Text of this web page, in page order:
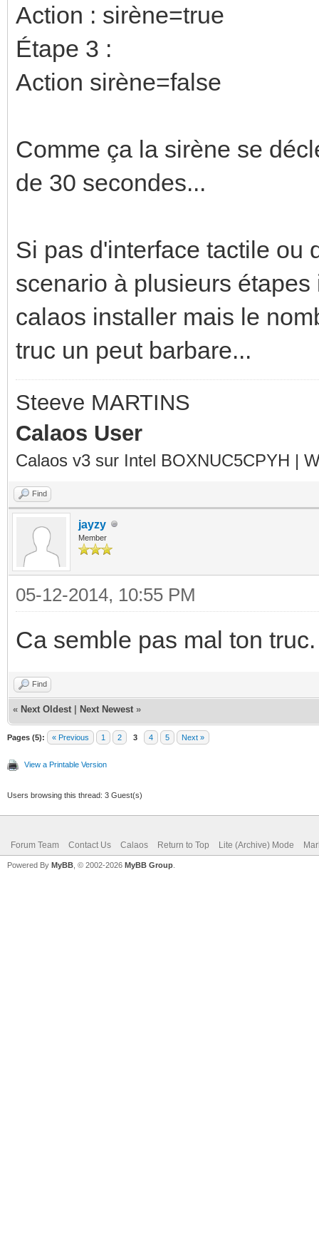
Action : sirène=true
Étape 3 :
Action sirène=false
Comme ça la sirène se
de 30 secondes...
Si pas d'interface tactile ou
scenario à plusieurs
calaos installer mais le
truc un peut barbare...
Steeve MARTINS
Calaos User
Calaos v3 sur Intel BOXNUC5CPYH |
Find
jayzy
Member
05-12-2014, 10:55 PM
Ca semble pas mal ton truc.
Find
« Next Oldest Next Newest »
Pages (5): « Previous 1 2 3 4 5 Next »
View a Printable Version
Users browsing this thread: 3 Guest(s)
Forum Team Contact Us Calaos Return to Top Lite (Archive) Mode
Powered By MyBB , © 2002-2026 MyBB Group